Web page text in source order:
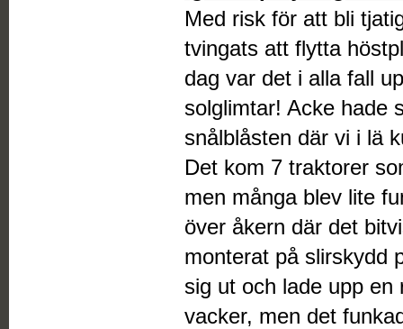
Med risk för att bli
tvingats att flytta
dag var det i alla fall
solglimtar! Acke hade
snålblåsten där vi i lä
Det kom 7 traktorer
men många blev lite
över åkern där det
monterat på slirskydd
sig ut och lade upp
vacker, men det